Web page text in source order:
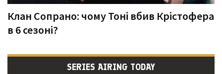
Клан Сопрано: чому Тоні вбив Крістофера
в 6 сезоні?
SERIES AIRING TODAY